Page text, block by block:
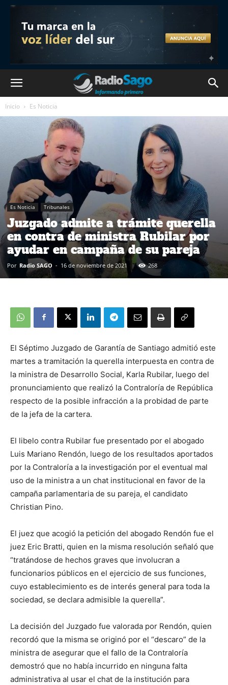
Inicio Es Noticia
Es Noticia Tribunales
Juzgado admite a trámite querella
en contra de ministra Rubilar por
ayudar en campaña de su pareja
Por Radio SAGO - 16 de noviembre de 2021 268
El Séptimo Juzgado de Garantía de Santiago admitió este
martes a tramitación la querella interpuesta en contra de
la ministra de Desarrollo Social, Karla Rubilar, luego del
pronunciamiento que realizó la Contraloría de República
respecto de la posible infracción a la probidad de parte
de la jefa de la cartera.
El libelo contra Rubilar fue presentado por el abogado
Luis Mariano Rendón, luego de los resultados aportados
por la Contraloría a la investigación por el eventual mal
uso de la ministra a un chat institucional en favor de la
campaña parlamentaria de su pareja, el candidato
Christian Pino.
El juez que acogió la petición del abogado Rendón fue el
juez Eric Bratti, quien en la misma resolución señaló que
“tratándose de hechos graves que involucran a
funcionarios públicos en el ejercicio de sus funciones,
cuyo establecimiento es de interés general para toda la
sociedad, se declara admisible la querella”.
La decisión del Juzgado fue valorada por Rendón, quien
recordó que la misma se originó por el “descaro” de la
ministra de asegurar que el fallo de la Contraloría
demostró que no había incurrido en ninguna falta
administrativa al usar el chat de la institución para